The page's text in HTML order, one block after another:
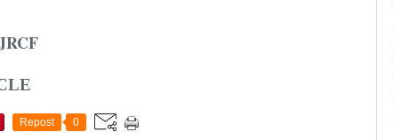
Repost 0